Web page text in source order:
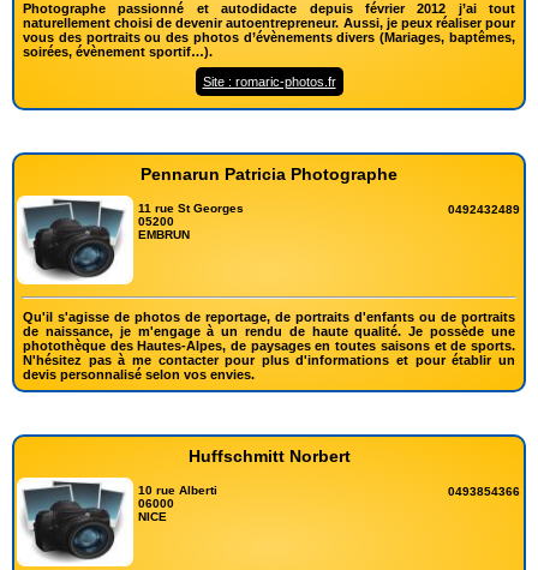
Photographe passionné et autodidacte depuis février 2012 j’ai tout
naturellement choisi de devenir autoentrepreneur. Aussi, je peux réaliser pour
vous des portraits ou des photos d’évènements divers (Mariages, baptêmes,
soirées, évènement sportif…).
Site : romaric-photos.fr
Pennarun Patricia Photographe
11 rue St Georges
05200
EMBRUN
0492432489
Qu'il s'agisse de photos de reportage, de portraits d'enfants ou de portraits
de naissance, je m'engage à un rendu de haute qualité. Je possède une
photothèque des Hautes-Alpes, de paysages en toutes saisons et de sports.
N'hésitez pas à me contacter pour plus d'informations et pour établir un
devis personnalisé selon vos envies.
Huffschmitt Norbert
10 rue Alberti
06000
NICE
0493854366